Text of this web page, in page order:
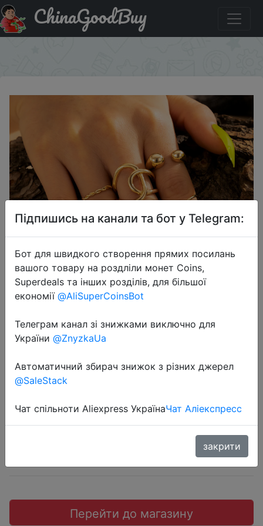
Придбати по знижці $1/1 Женское кольцо с
геометрическим крестом, 6 шт.
ChinaGoodBuy
2022-07-02
Женское кольцо с
геометрическим крестом, 6 шт.
$0.26
Перейти до магазину
Підпишись на канали та бот у Telegram:
Бот для швидкого створення прямих посилань
вашого товару на роздліли монет Coins,
Superdeals та інших розділів, для більшої
економії @AliSuperCoinsBot
Телеграм канал зі знижками виключно для
України @ZnyzkaUa
Автоматичний збирач знижок з різних джерел
@SaleStack
Чат спільноти Aliexpress УкраїнаЧат Аліекспресс
закрити